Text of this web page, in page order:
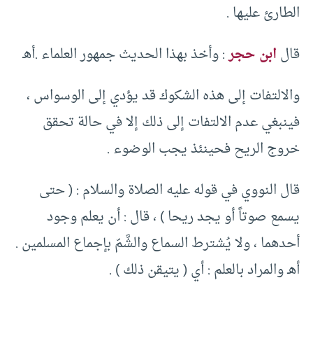
الطارئ عليها .
قالابن حجر: وأخذ بهذا الحديث جمهور العلماء .أهـ
والالتفات إلى هذه الشكوك قد يؤدي إلى الوسواس ،
فينبغي عدم الالتفات إلى ذلك إلا في حالة تحقق
خروج الريح فحينئذ يجب الوضوء .
قال النووي في قوله عليه الصلاة والسلام : ( حتى
يسمع صوتاً أو يجد ريحا ) ، قال : أن يعلم وجود
أحدهما ، ولا يُشترط السماع والشَّمّ بإجماع المسلمين .
أهـ والمراد بالعلم : أي ( يتيقن ذلك ) .